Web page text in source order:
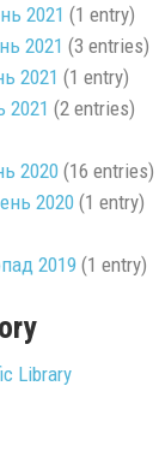
2021 (1 entry)
2021 (3 entries)
2021 (1 entry)
2021 (2 entries)
2020(16 entries)
2020(1 entry)
2019 (1 entry)
Library